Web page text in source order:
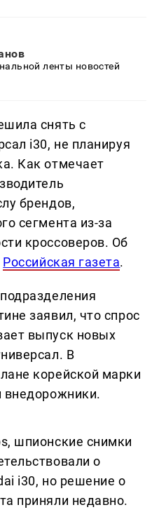
ленты новостей
снять с
i30, не планируя
Как отмечает
брендов,
сегмента из-за
кроссоверов. Об
Российская газета.
заявил, что спрос
выпуск новых
В
корейской марки
внедорожники.
шпионские снимки
о
i30, но решение о
приняли недавно.